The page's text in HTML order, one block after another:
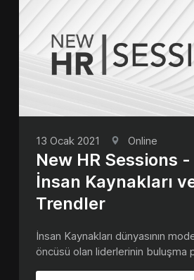
13 Ocak 2021 Online
New HR Sessions
İnsan Kaynakları
Trendler
İnsan Kaynakları dünyasının
öncüsü olan liderlerinin buluşma